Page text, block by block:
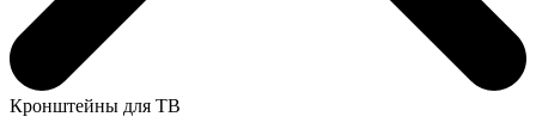
Кронштейны для ТВ